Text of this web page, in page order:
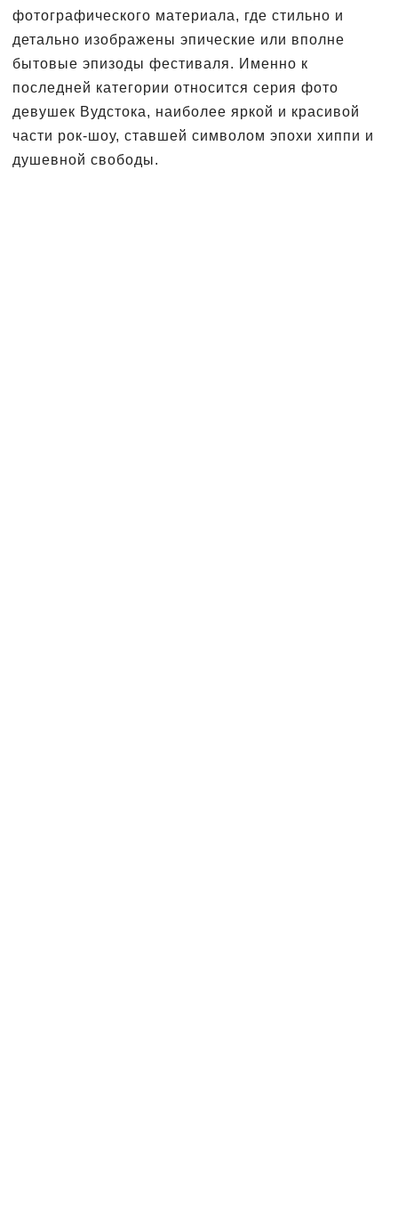
фотографического материала, где стильно и
детально изображены эпические или вполне
бытовые эпизоды фестиваля. Именно к
последней категории относится серия фото
девушек Вудстока, наиболее яркой и красивой
части рок-шоу, ставшей символом эпохи хиппи и
душевной свободы.